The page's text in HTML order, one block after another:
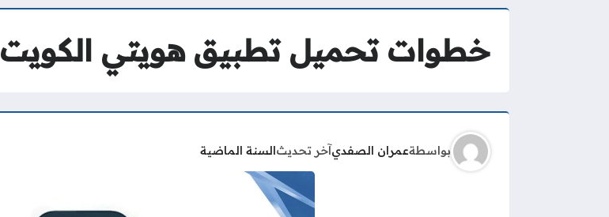
خطوات تحميل تطبيق هويتي الكويت Kuwait mobile id
بواسطةعمران الصفدي آخر تحديث السنة الماضية